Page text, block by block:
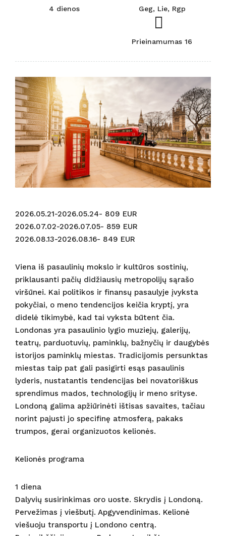
4 dienos Geg, Lie, Rgp
Prieinamumas 16
2026.05.21-2026.05.24- 809 EUR
2026.07.02-2026.07.05- 859 EUR
2026.08.13-2026.08.16- 849 EUR
Viena iš pasaulinių mokslo ir kultūros sostinių,
priklausanti pačių didžiausių metropolijų sąrašo
viršūnei. Kai politikos ir finansų pasaulyje įvyksta
pokyčiai, o meno tendencijos keičia kryptį, yra
didelė tikimybė, kad tai vyksta būtent čia.
Londonas yra pasaulinio lygio muziejų, galerijų,
teatrų, parduotuvių, paminklų, bažnyčių ir daugybės
istorijos paminklų miestas. Tradicijomis persunktas
miestas taip pat gali pasigirti esąs pasaulinis
lyderis, nustatantis tendencijas bei novatoriškus
sprendimus mados, technologijų ir meno srityse.
Londoną galima apžiūrinėti ištisas savaites, tačiau
norint pajusti jo specifinę atmosferą, pakaks
trumpos, gerai organizuotos kelionės.
Kelionės programa
1 diena
Dalyvių susirinkimas oro uoste. Skrydis į Londoną.
Pervežimas į viešbutį. Apgyvendinimas. Kelionė
viešuoju transportu į Londono centrą.